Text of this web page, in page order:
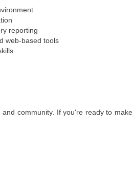
reporting
web-based tools
community. If you're ready to